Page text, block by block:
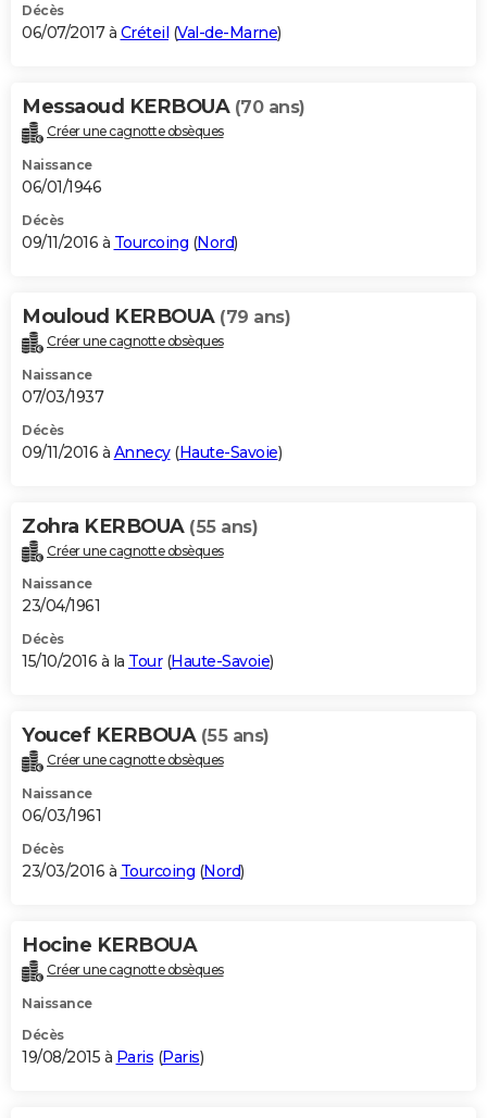
Décès
06/07/2017 à Créteil (Val-de-Marne)
Messaoud KERBOUA (70 ans)
Créer une cagnotte obsèques
Naissance
06/01/1946
Décès
09/11/2016 à Tourcoing (Nord)
Mouloud KERBOUA (79 ans)
Créer une cagnotte obsèques
Naissance
07/03/1937
Décès
09/11/2016 à Annecy(Haute-Savoie)
Zohra KERBOUA (55 ans)
Créer une cagnotte obsèques
Naissance
23/04/1961
Décès
15/10/2016 à la Tour(Haute-Savoie)
Youcef KERBOUA (55 ans)
Créer une cagnotte obsèques
Naissance
06/03/1961
Décès
23/03/2016 à Tourcoing (Nord)
Hocine KERBOUA
Créer une cagnotte obsèques
Naissance
Décès
19/08/2015 à Paris (Paris)